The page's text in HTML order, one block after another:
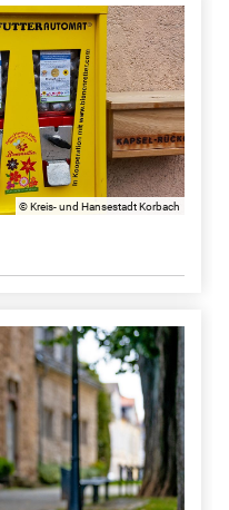
© Kreis- und Hansestadt Korbach